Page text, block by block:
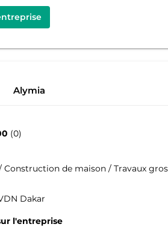
Alymia
0
Construction de maison / Travaux
Dakar
l'entreprise